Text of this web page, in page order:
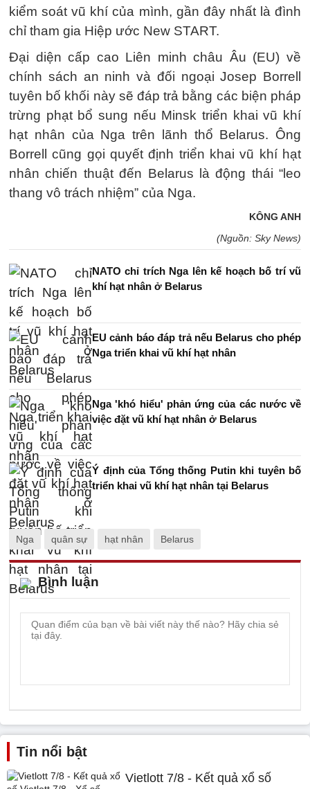
kiểm soát vũ khí của mình, gần đây nhất là đình
chỉ tham gia Hiệp ước New START.
Đại diện cấp cao Liên minh châu Âu (EU) về
chính sách an ninh và đối ngoại Josep Borrell
tuyên bố khối này sẽ đáp trả bằng các biện pháp
trừng phạt bổ sung nếu Minsk triển khai vũ khí
hạt nhân của Nga trên lãnh thổ Belarus. Ông
Borrell cũng gọi quyết định triển khai vũ khí hạt
nhân chiến thuật đến Belarus là động thái “leo
thang vô trách nhiệm” của Nga.
KÔNG ANH
(Nguồn: Sky News)
NATO chỉ trích Nga lên kế hoạch bố trí vũ
khí hạt nhân ở Belarus
EU cảnh báo đáp trả nếu Belarus cho phép
Nga triển khai vũ khí hạt nhân
Nga 'khó hiểu' phản ứng của các nước về
việc đặt vũ khí hạt nhân ở Belarus
Ý định của Tổng thống Putin khi tuyên bố
triển khai vũ khí hạt nhân tại Belarus
Nga quân sự hạt nhân Belarus
Bình luận
Tin nổi bật
Vietlott 7/8 - Kết quả xổ số